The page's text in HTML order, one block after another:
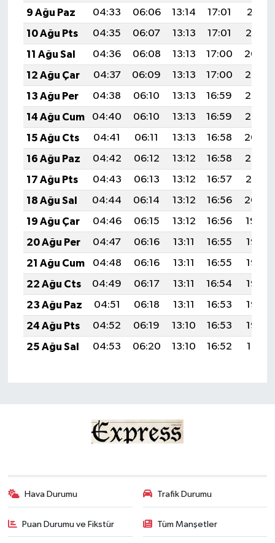
9 Ağu Paz
04:33 06:06 13:14 17:01
20:11
10 Ağu Pts
04:35 06:07 13:13 17:01
20:10
11 Ağu Sal
04:36 06:08 13:13 17:00
20:09
12 Ağu Çar
04:37 06:09 13:13 17:00
20:08
13 Ağu Per
04:38 06:10 13:13 16:59
20:06
14 Ağu Cum
04:40 06:10 13:13 16:59
20:05
15 Ağu Cts
04:41 06:11 13:13 16:58
20:04
16 Ağu Paz
04:42 06:12 13:12 16:58
20:03
17 Ağu Pts
04:43 06:13 13:12 16:57
20:01
18 Ağu Sal
04:44 06:14 13:12 16:56
20:00
19 Ağu Çar
04:46 06:15 13:12 16:56
19:59
20 Ağu Per
04:47 06:16 13:11 16:55
19:57
21 Ağu Cum
04:48 06:16 13:11 16:55
19:56
22 Ağu Cts
04:49 06:17 13:11 16:54
19:55
23 Ağu Paz
04:51 06:18 13:11 16:53
19:53
24 Ağu Pts
04:52 06:19 13:10 16:53
19:52
25 Ağu Sal
04:53 06:20 13:10 16:52 19:51
Hava Durumu Trafik Durumu
Puan Durumu ve Fikstür Tüm Manşetler